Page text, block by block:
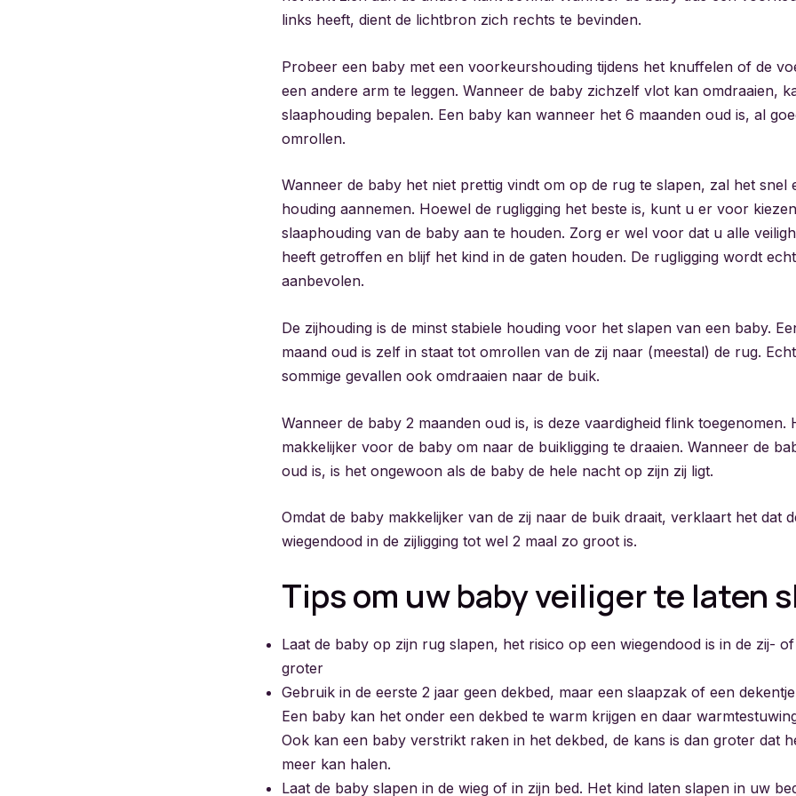
links heeft, dient de lichtbron zich rechts te bevinden.
Probeer een baby met een voorkeurshouding tijdens het knuffelen of de
een andere arm te leggen. Wanneer de baby zichzelf vlot kan omdraaien,
slaaphouding bepalen. Een baby kan wanneer het 6 maanden oud is, al
omrollen.
Wanneer de baby het niet prettig vindt om op de rug te slapen, zal het snel
houding aannemen. Hoewel de rugligging het beste is, kunt u er voor
slaaphouding van de baby aan te houden. Zorg er wel voor dat u alle
heeft getroffen en blijf het kind in de gaten houden. De rugligging wordt
aanbevolen.
De zijhouding is de minst stabiele houding voor het slapen van een baby.
maand oud is zelf in staat tot omrollen van de zij naar (meestal) de rug.
sommige gevallen ook omdraaien naar de buik.
Wanneer de baby 2 maanden oud is, is deze vaardigheid flink toegenomen.
makkelijker voor de baby om naar de buikligging te draaien. Wanneer de
oud is, is het ongewoon als de baby de hele nacht op zijn zij ligt.
Omdat de baby makkelijker van de zij naar de buik draait, verklaart het dat
wiegendood in de zijligging tot wel 2 maal zo groot is.
Tips om uwbabyveiligerte laten
Laat de baby op zijn rug slapen, het risico op een wiegendood is in de zij-
groter
Gebruik in de eerste 2 jaar geen dekbed, maar een slaapzak of een
Een baby kan het onder een dekbed te warm krijgen en daar
Ook kan een baby verstrikt raken in het dekbed, de kans is dan groter dat
meer kan halen.
Laat de baby slapen in de wieg of in zijn bed. Het kind laten slapen in uw